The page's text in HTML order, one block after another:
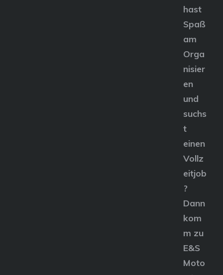
hast
Spaß
am
Orga
nisier
en
und
suchs
t
einen
Vollz
eitjob
?
Dann
kom
m zu
E&S
Moto